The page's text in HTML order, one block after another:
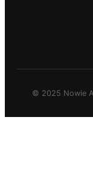
© 2025 Nowie